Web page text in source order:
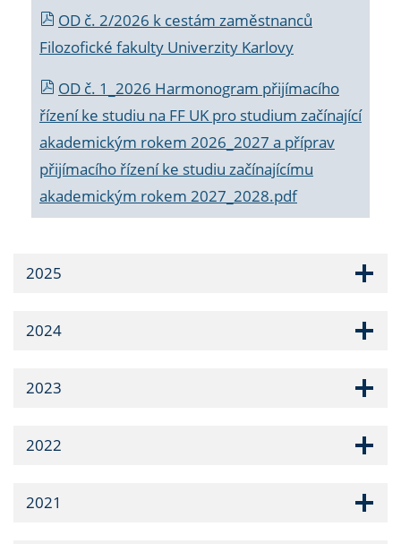
OD č. 2/2026 k cestám zaměstnanců
Filozofické fakulty Univerzity Karlovy
OD č. 1_2026 Harmonogram přijímacího
řízení ke studiu na FF UK pro studium začínající
akademickým rokem 2026_2027 a příprav
přijímacího řízení ke studiu začínajícímu
akademickým rokem 2027_2028.pdf
2025
2024
2023
2022
2021